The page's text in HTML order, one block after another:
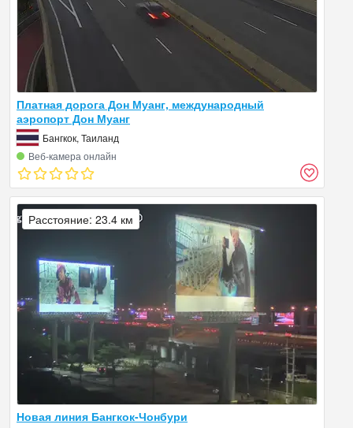
Платная дорога Дон Муанг, международный
аэропорт Дон Муанг
Бангкок, Таиланд
Веб‑камера онлайн
Новая линия Бангкок-Чонбури
Расстояние: 23.4 км